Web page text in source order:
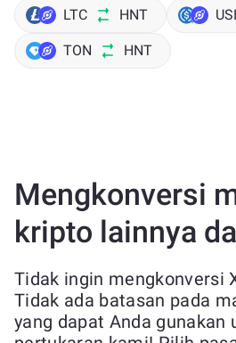
LTC HNT
TON HNT
Mengkonversi
kripto lainnya
Tidak ingin mengkonversi
Tidak ada batasan pada
yang dapat Anda gunakan